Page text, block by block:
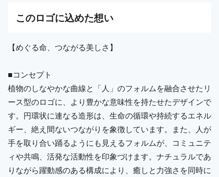
このロゴに込めた想い
【めぐる命、つながる美しさ】
■コンセプト
植物のしなやかな曲線と「人」のフォルムを融合させたリ
ース型のロゴに、より豊かな意味性を持たせたデザインで
す。円環状に連なる造形は、生命の循環や持続するエネル
ギー、絶え間ないつながりを象徴しています。また、人が
手を取り合い踊るようにも見えるフォルムが、コミュニテ
ィや共鳴、活発な活動性を印象づけます。ナチュラルであ
りながら躍動感のある構成により、癒しと力強さを同時に